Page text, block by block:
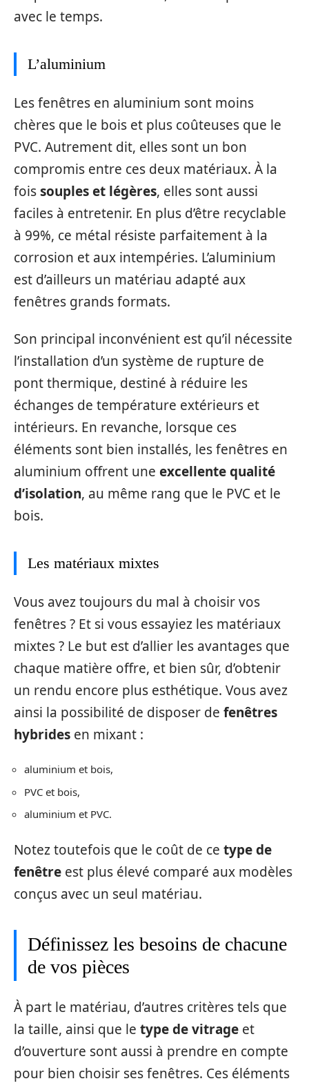
avec le temps.
L’aluminium
Les fenêtres en aluminium sont moins
chères que le bois et plus coûteuses que le
PVC. Autrement dit, elles sont un bon
compromis entre ces deux matériaux. À la
foissouples et légères, elles sont aussi
faciles à entretenir. En plus d’être recyclable
à 99%, ce métal résiste parfaitement à la
corrosion et aux intempéries. L’aluminium
est d’ailleurs un matériau adapté aux
fenêtres grands formats.
Son principal inconvénient est qu’il nécessite
l’installation d’un système de rupture de
pont thermique, destiné à réduire les
échanges de température extérieurs et
intérieurs. En revanche, lorsque ces
éléments sont bien installés, les fenêtres en
aluminium offrent une excellente qualité
d’isolation, au même rang que le PVC et le
bois.
Les matériaux mixtes
Vous avez toujours du mal à choisir vos
fenêtres ? Et si vous essayiez les matériaux
mixtes ? Le but est d’allier les avantages que
chaque matière offre, et bien sûr, d’obtenir
un rendu encore plus esthétique. Vous avez
ainsi la possibilité de disposer de fenêtres
hybrides en mixant :
aluminium et bois,
PVC et bois,
aluminium et PVC.
Notez toutefois que le coût de ce type de
fenêtre est plus élevé comparé aux modèles
conçus avec un seul matériau.
Définissez les besoins de chacune
de vos pièces
À part le matériau, d’autres critères tels que
la taille, ainsi que le type de vitrage et
d’ouverture sont aussi à prendre en compte
pour bien choisir ses fenêtres. Ces éléments